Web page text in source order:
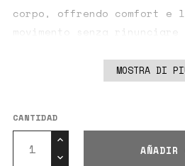
corpo, offrendo comfort e
movimento senza
diventa un completo
e versatile.
Un capo essenziale per il
donna contemporanea che
MOSTRA DI
CANTIDAD
AÑADIR